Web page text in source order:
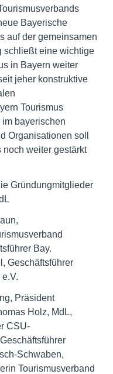
Bayerische
auf der gemeinsamen
schließt eine wichtige
in Bayern weiter
jeher konstruktive
Tourismus
bayerischen
Organisationen soll
weiter gestärkt
Gründungmitglieder
Bay.
Geschäftsführer
Präsident
Holz, MdL,
CSU-
Schwaben,
Tourismusverband